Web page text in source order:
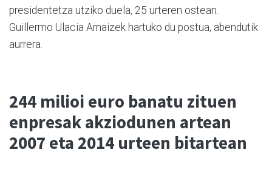
presidentetza utziko duela, 25 urteren ostean.
Guillermo Ulacia Arnaizek hartuko du postua, abendutik
aurrera.
244 milioi euro banatu zituen
enpresak akziodunen artean
2007 eta 2014 urteen bitartean